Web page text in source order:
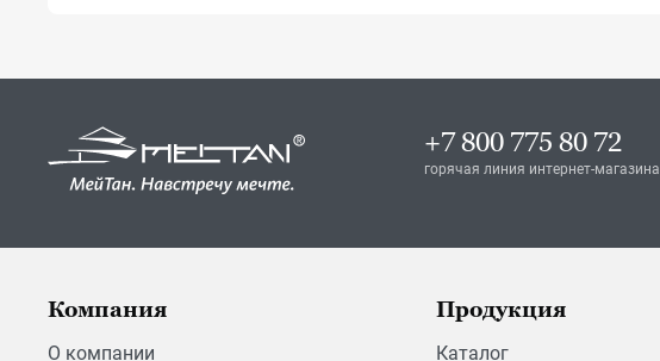
+7 800 775 80 72
горячая линия интернет-магазина
Компания
О компании
Продукция
Каталог